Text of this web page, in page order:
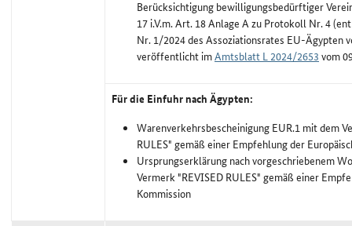
Berücksichtigung bewilligungsbedürftiger
17 i.V.m. Art. 18 Anlage A zu Protokoll Nr. 4
Nr. 1/2024 des Assoziationsrates EU-Ägypten
veröffentlicht imAmtsblatt L 2024/2653 vom
Für die Einfuhr nach Ägypten:
Warenverkehrsbescheinigung EUR.1 mit dem
RULES" gemäß einer Empfehlung der
Ursprungserklärung nach vorgeschriebenem
Vermerk "REVISED RULES" gemäß einer
Kommission